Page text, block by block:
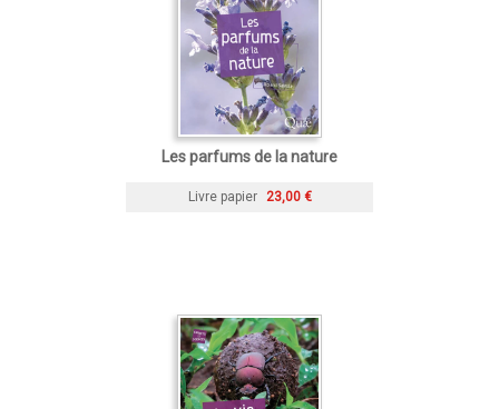
Les parfums de la nature
Livre papier 23,00 €